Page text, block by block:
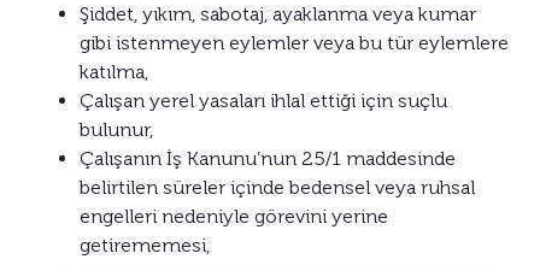
Şiddet, yıkım, sabotaj, ayaklanma veya kumar
gibi istenmeyen eylemler veya bu tür eylemlere
katılma,
Çalışan yerel yasaları ihlal ettiği için suçlu
bulunur,
Çalışanın İş Kanunu’nun 25/1 maddesinde
belirtilen süreler içinde bedensel veya ruhsal
engelleri nedeniyle görevini yerine
getirememesi,